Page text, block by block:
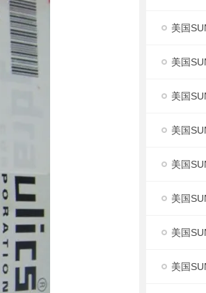
美国
美国
美国
美国
美国
美国
美国
美国